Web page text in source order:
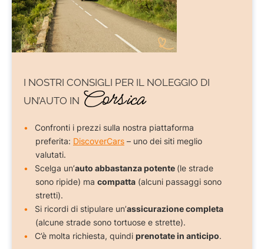
I NOSTRI CONSIGLI PER IL NOLEGGIO DI
UN’AUTO IN Corsica
Confronti i prezzi sulla nostra piattaforma
preferita: DiscoverCars – uno dei siti meglio
valutati.
Scelga un’auto abbastanza potente (le strade
sono ripide) ma compatta (alcuni passaggi sono
stretti).
Si ricordi di stipulare un’assicurazione completa
(alcune strade sono tortuose e strette).
C’è molta richiesta, quindi prenotate in anticipo.